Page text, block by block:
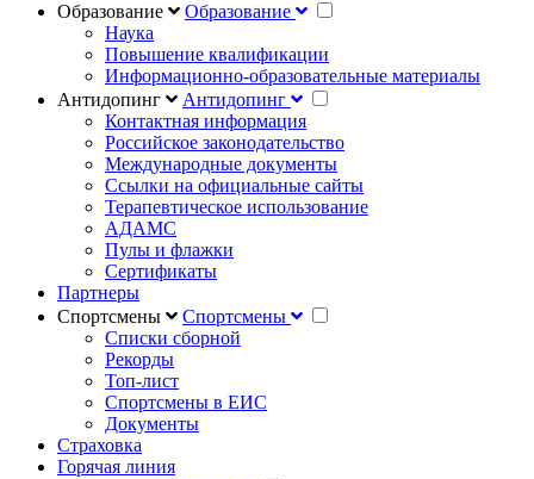
Образование
Образование
Наука
Повышение квалификации
Информационно-образовательные материалы
Антидопинг
Антидопинг
Контактная информация
Российское законодательство
Международные документы
Ссылки на официальные сайты
Терапевтическое использование
АДАМС
Пулы и флажки
Сертификаты
Партнеры
Спортсмены
Спортсмены
Списки сборной
Рекорды
Топ-лист
Спортсмены в ЕИС
Документы
Страховка
Горячая линия